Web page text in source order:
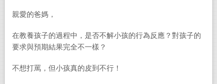
親愛的爸媽，
在教養孩子的過程中，是否不解小孩的行為反應？對孩子的
要求與預期結果完全不一樣？
不想打罵，但小孩真的皮到不行！